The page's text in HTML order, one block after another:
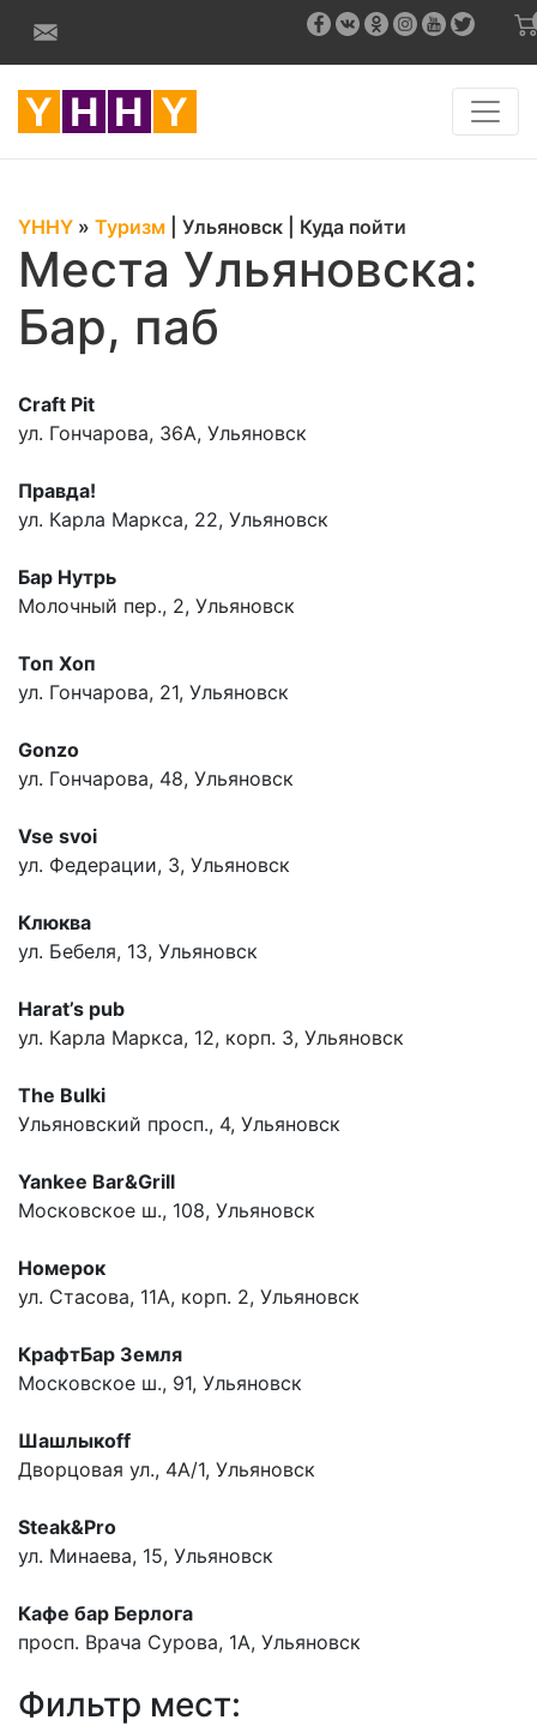
YHHY » Туризм Ульяновск Куда пойти
Места Ульяновска:
Бар, паб
Craft Pit
ул. Гончарова, 36А, Ульяновск
Правда!
ул. Карла Маркса, 22, Ульяновск
Бар Нутрь
Молочный пер., 2, Ульяновск
Топ Хоп
ул. Гончарова, 21, Ульяновск
Gonzo
ул. Гончарова, 48, Ульяновск
Vse svoi
ул. Федерации, 3, Ульяновск
Клюква
ул. Бебеля, 13, Ульяновск
Harat’s pub
ул. Карла Маркса, 12, корп. 3, Ульяновск
The Bulki
Ульяновский просп., 4, Ульяновск
Yankee Bar&Grill
Московское ш., 108, Ульяновск
Номерок
ул. Стасова, 11А, корп. 2, Ульяновск
КрафтБар Земля
Московское ш., 91, Ульяновск
Шашлыкоff
Дворцовая ул., 4А/1, Ульяновск
Steak&Pro
ул. Минаева, 15, Ульяновск
Кафе бар Берлога
просп. Врача Сурова, 1А, Ульяновск
Фильтр мест: